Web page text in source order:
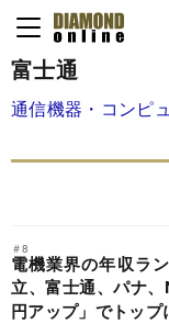
富士通
通信機器・コンピ
＃8
電機業界の年収ラ
立、富士通、パナ
円アップ」でトップ